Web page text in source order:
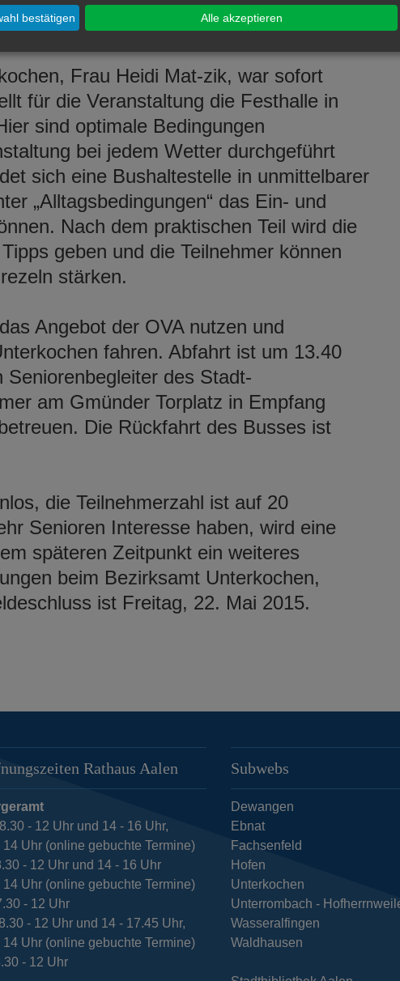
Zeit notwendig wird. Für diese
die Übungen zur Verfügung gestellt.
Frau Heidi Mat-zik, war sofort
für die Veranstaltung die Festhalle in
sind optimale Bedingungen
bei jedem Wetter durchgeführt
sich eine Bushaltestelle in unmittelbarer
„Alltagsbedingungen“ das Ein- und
Nach dem praktischen Teil wird die
geben und die Teilnehmer können
stärken.
Angebot der OVA nutzen und
fahren. Abfahrt ist um 13.40
des Stadt-
am Gmünder Torplatz in Empfang
Die Rückfahrt des Busses ist
die Teilnehmerzahl ist auf 20
Senioren Interesse haben, wird eine
späteren Zeitpunkt ein weiteres
beim Bezirksamt Unterkochen,
ist Freitag, 22. Mai 2015.
Rathaus Aalen
- 12 Uhr und 14 - 16 Uhr,
14 Uhr (online gebuchte Termine)
- 12 Uhr und 14 - 16 Uhr
14 Uhr (online gebuchte Termine)
- 12 Uhr
- 12 Uhr und 14 - 17.45 Uhr,
14 Uhr (online gebuchte Termine)
- 12 Uhr
Subwebs
Dewangen
Ebnat
Fachsenfeld
Hofen
Unterkochen
Unterrombach -
Wasseralfingen
Waldhausen
bestätigen Alle akzeptieren